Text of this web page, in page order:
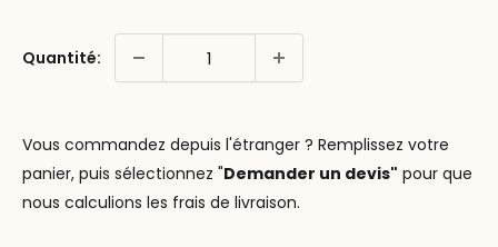
Quantité:
Vous commandez depuis l'étranger ? Remplissez votre
panier, puis sélectionnez "Demander un devis" pour que
nous calculions les frais de livraison.